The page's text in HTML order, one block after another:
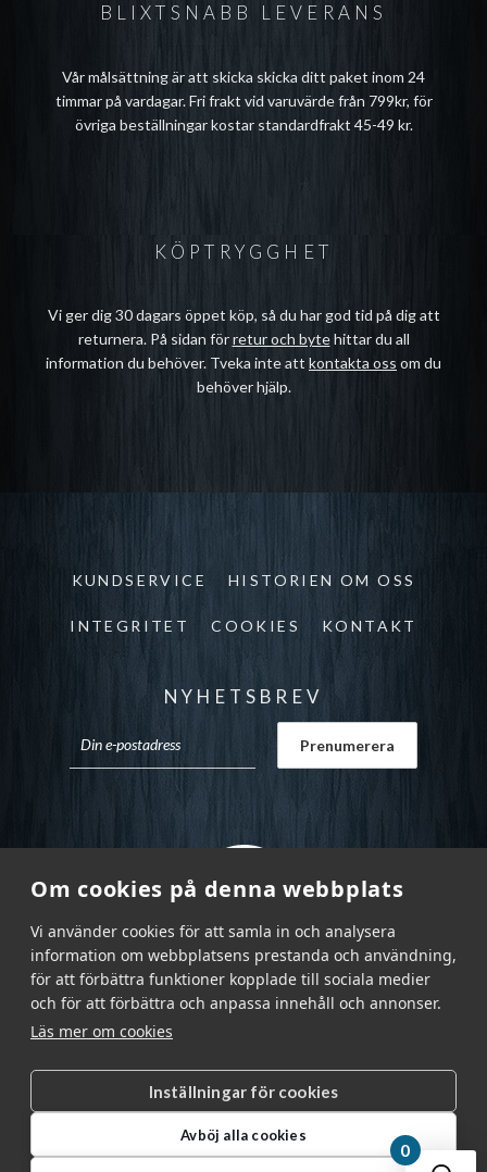
Om cookies på denna webbplats
Vi använder cookies för att samla in och analysera
information om webbplatsens prestanda och användning,
för att förbättra funktioner kopplade till sociala medier
och för att förbättra och anpassa innehåll och annonser.
Läs mer om cookies
Inställningar för cookies
Avböj alla cookies
BLIXTSNABB LEVERANS
Vår målsättning är att skicka skicka ditt paket inom 24
timmar på vardagar. Fri frakt vid varuvärde från 799kr, för
övriga beställningar kostar standardfrakt 45-49 kr.
KÖPTRYGGHET
Vi ger dig 30 dagars öppet köp, så du har god tid på dig att
returnera. På sidan förretur och bytehittar du all
information du behöver. Tveka inte att kontakta oss om du
behöver hjälp.
KUNDSERVICE HISTORIEN OM OSS
INTEGRITET COOKIES KONTAKT
NYHETSBREV
Garnr Sverige AB © 2026 |
info@garnr.se
|
031 - 92 94 92
0